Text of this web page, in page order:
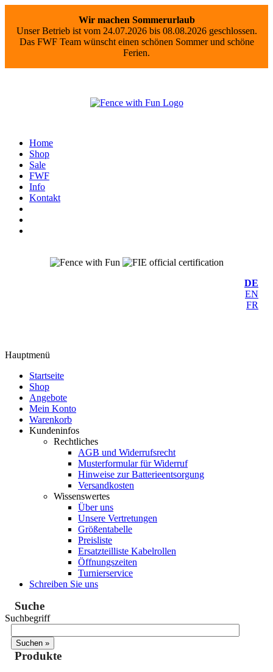
Wir machen Sommerurlaub
Unser Betrieb ist vom 24.07.2026 bis 08.08.2026 geschlossen.
Das FWF Team wünscht einen schönen Sommer und schöne
Ferien.
Home
Shop
Sale
FWF
Info
Kontakt
DE
EN
FR
Hauptmenü
Startseite
Shop
Angebote
Mein Konto
Warenkorb
Kundeninfos
Rechtliches
AGB und Widerrufsrecht
Musterformular für Widerruf
Hinweise zur Batterieentsorgung
Versandkosten
Wissenswertes
Über uns
Unsere Vertretungen
Größentabelle
Preisliste
Ersatzteilliste Kabelrollen
Öffnungszeiten
Turnierservice
Schreiben Sie uns
Suche
Suchbegriff
Produkte